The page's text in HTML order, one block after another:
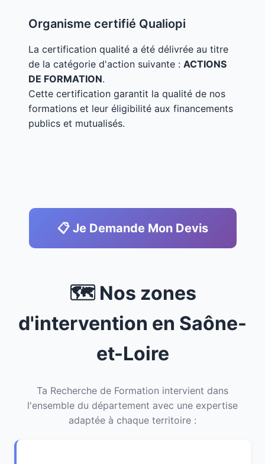
Organisme certifié Qualiopi
La certification qualité a été délivrée au titre
de la catégorie d'action suivante : ACTIONS
DE FORMATION.
Cette certification garantit la qualité de nos
formations et leur éligibilité aux financements
publics et mutualisés.
📋 Je Demande Mon Devis
🗺️ Nos zones
d'intervention en Saône-
et-Loire
Ta Recherche de Formation intervient dans
l'ensemble du département avec une expertise
adaptée à chaque territoire :